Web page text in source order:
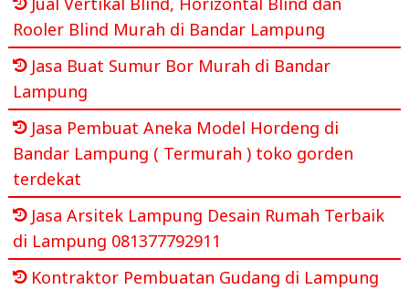
Rooler Blind Murah di Bandar Lampung
Jasa Buat Sumur Bor Murah di Bandar
Lampung
Jasa Pembuat Aneka Model Hordeng di
Bandar Lampung ( Termurah ) toko gorden
terdekat
Jasa Arsitek Lampung Desain Rumah Terbaik
di Lampung 081377792911
Kontraktor Pembuatan Gudang di Lampung